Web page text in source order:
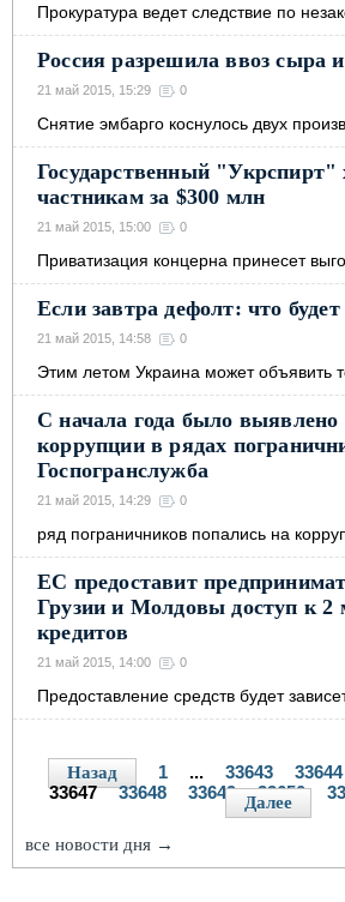
Прокуратура ведет следствие по
Россия разрешила ввоз сыра
21 май 2015, 15:29 0
Снятие эмбарго коснулось двух
Государственный "Укрспирт"
частникам за $300 млн
21 май 2015, 15:00 0
Приватизация концерна принесет
Если завтра дефолт: что
21 май 2015, 14:58 0
Этим летом Украина может объявить
С начала года было выявлено
коррупции в рядах
Госпогранслужба
21 май 2015, 14:29 0
ряд пограничников попались на
ЕС предоставит
Грузии и Молдовы доступ к 2
кредитов
21 май 2015, 14:00 0
Предоставление средств будет
Назад 1 ... 33643 33644
33647
33648 33649 33650
Далее
все новости дня →